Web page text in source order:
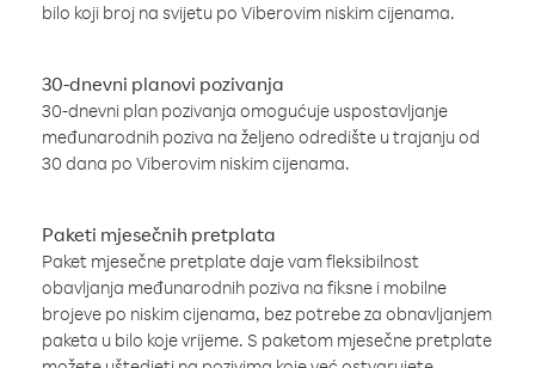
bilo koji broj na svijetu po Viberovim niskim cijenama.
30-dnevni planovi pozivanja
30-dnevni plan pozivanja omogućuje uspostavljanje
međunarodnih poziva na željeno odredište u trajanju od
30 dana po Viberovim niskim cijenama.
Paketi mjesečnih pretplata
Paket mjesečne pretplate daje vam fleksibilnost
obavljanja međunarodnih poziva na fiksne i mobilne
brojeve po niskim cijenama, bez potrebe za obnavljanjem
paketa u bilo koje vrijeme. S paketom mjesečne pretplate